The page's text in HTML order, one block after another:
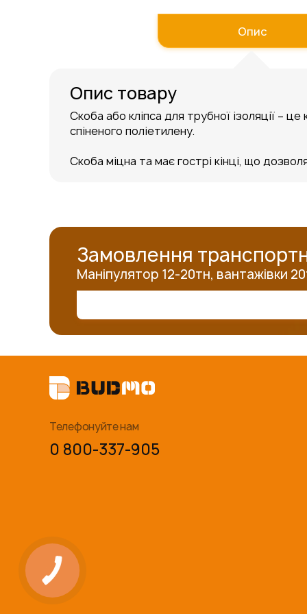
Опис
Опис товару
Скоба або кліпса для трубної ізоляції –
спіненого поліетилену.
Скоба міцна та має гострі кінці, що
Замовлення
Маніпулятор 12-20тн, вантажівки
Телефонуйте нам
0 800-337-905